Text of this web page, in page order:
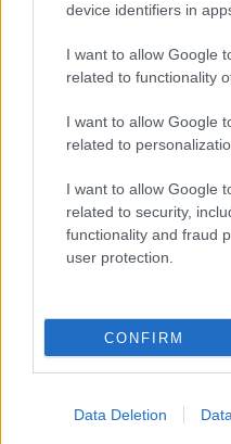
device identifiers in
I want to allow Google
related to functionality
I want to allow Google
related to
I want to allow Google
related to security,
functionality and fraud
user protection.
CONFIRM
Data Deletion